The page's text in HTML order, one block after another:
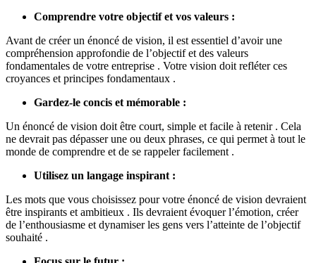
Comprendre votre objectif et vos valeurs :
Avant de créer un énoncé de vision, il est essentiel d’avoir une
compréhension approfondie de l’objectif et des valeurs
fondamentales de votre entreprise . Votre vision doit refléter ces
croyances et principes fondamentaux .
Gardez-le concis et mémorable :
Un énoncé de vision doit être court, simple et facile à retenir . Cela
ne devrait pas dépasser une ou deux phrases, ce qui permet à tout le
monde de comprendre et de se rappeler facilement .
Utilisez un langage inspirant :
Les mots que vous choisissez pour votre énoncé de vision devraient
être inspirants et ambitieux . Ils devraient évoquer l’émotion, créer
de l’enthousiasme et dynamiser les gens vers l’atteinte de l’objectif
souhaité .